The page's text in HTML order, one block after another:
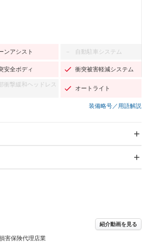
ンアシスト － 自動駐車システム
安全ボディ 衝突被害軽減システム
衝撃緩和ヘッドレス
オートライト
装備略号／用語解説
センターデフロック
キーレス
タブルナビ
紹介動画を見る
害保険代理店業